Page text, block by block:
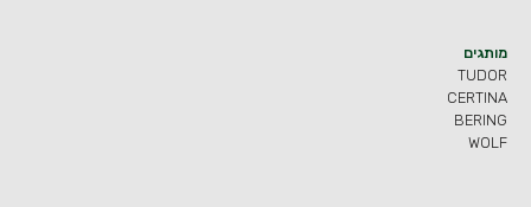
מותגים
TUDOR
CERTINA
BERING
WOLF